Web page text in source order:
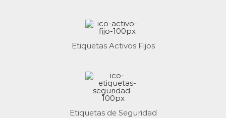
Etiquetas Activos Fijos
Etiquetas de Seguridad